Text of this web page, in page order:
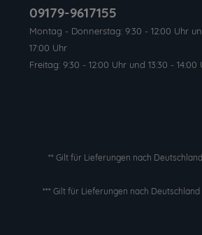
09179-9617155
Montag - Donnerstag: 9:30 - 12:00 Uhr
17:00 Uhr
Freitag: 9:30 - 12:00 Uhr und 13:30 - 14:00
** Gilt für Lieferungen nach
*** Gilt für Lieferungen nach